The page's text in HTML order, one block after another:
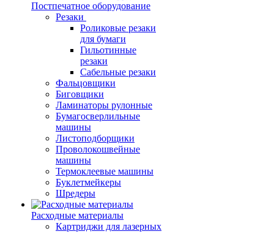
Постпечатное оборудование
Резаки
Роликовые резаки
для бумаги
Гильотинные
резаки
Сабельные резаки
Фальцовщики
Биговщики
Ламинаторы рулонные
Бумагосверлильные
машины
Листоподборщики
Проволокошвейные
машины
Термоклеевые машины
Буклетмейкеры
Шредеры
Расходные материалы
Картриджи для лазерных